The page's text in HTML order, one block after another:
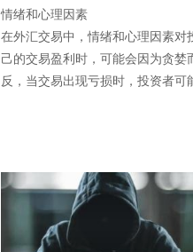
情绪和心理因素
在外汇交易中，情绪和心理因素对
己的交易盈利时，可能会因为贪
反，当交易出现亏损时，投资者可